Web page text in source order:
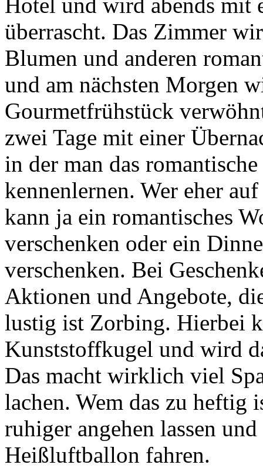
überrascht. Das Zimmer
Blumen und anderen
und am nächsten Morgen
Gourmetfrühstück
zwei Tage mit einer
in der man das
kennenlernen. Wer eher
kann ja ein romantisches
verschenken oder ein
verschenken. Bei
Aktionen und Angebote,
lustig ist Zorbing. Hierbei
Kunststoffkugel und wird
Das macht wirklich viel
lachen. Wem das zu heftig
ruhiger angehen lassen
Heißluftballon fahren.